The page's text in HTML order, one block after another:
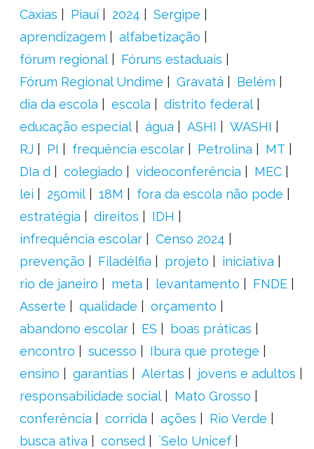
Caxias
Piauí 2024
Sergipe
aprendizagem
alfabetização
fórum regional
Fóruns estaduais
Fórum Regional Undime
Gravatá
Belém
dia da escola
escola
distrito federal
educação especial
água ASHI
WASHI
RJ
PI frequência escolar Petrolina
MT
DIa d
colegiado videoconferência
MEC
lei
250mil 18M
fora da escola não pode
estratégia
direitos
IDH
infrequência escolar
Censo 2024
prevenção
Filadélfia projeto
iniciativa
rio de janeiro
meta levantamento
FNDE
Asserte
qualidade
orçamento
abandono escolar
ES
boas práticas
encontro
sucesso
Ibura que protege
ensino
garantias Alertas
jovens e adultos
responsabilidade social
Mato Grosso
conferência
corrida ações
Rio Verde
busca ativa
consed
´Selo Unicef